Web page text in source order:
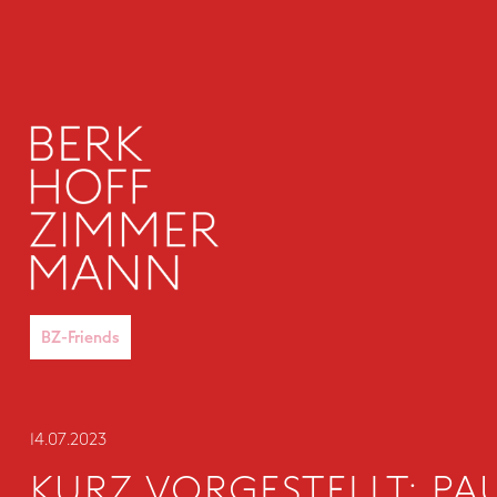
BZ-Friends
14.07.2023